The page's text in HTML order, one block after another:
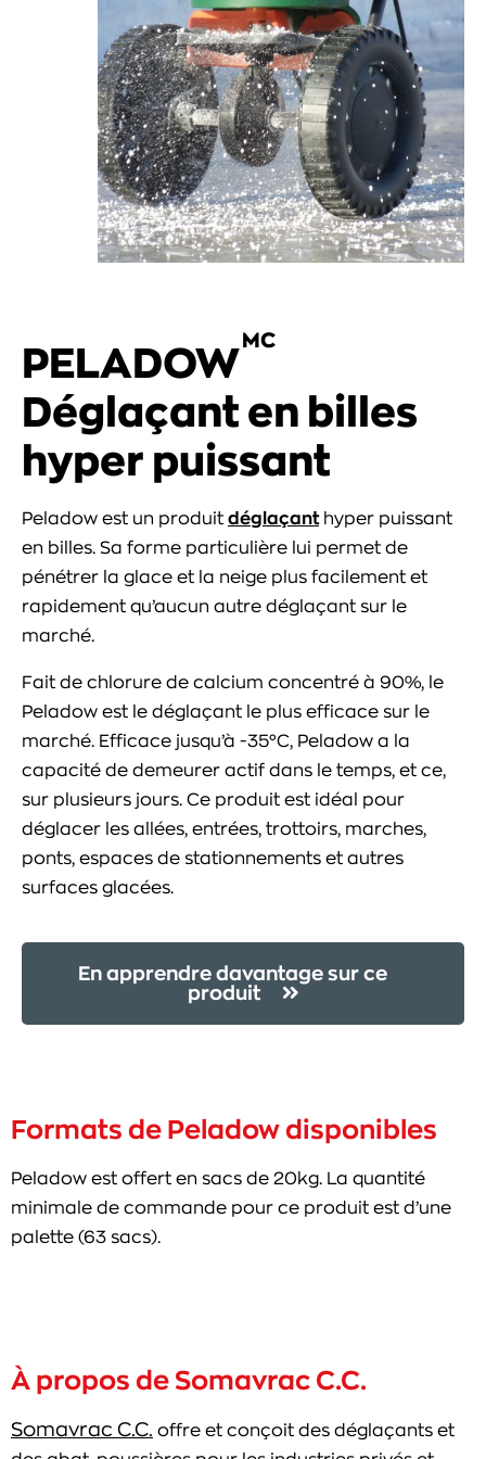
PELADOW
MC
Déglaçant en billes
hyper puissant
Peladow est un produit déglaçanthyper puissant
en billes. Sa forme particulière lui permet de
pénétrer la glace et la neige plus facilement et
rapidement qu’aucun autre déglaçant sur le
marché.
Fait de chlorure de calcium concentré à 90%, le
Peladow est le déglaçant le plus efficace sur le
marché. Efficace jusqu’à -35°C, Peladow a la
capacité de demeurer actif dans le temps, et ce,
sur plusieurs jours. Ce produit est idéal pour
déglacer les allées, entrées, trottoirs, marches,
ponts, espaces de stationnements et autres
surfaces glacées.
En apprendre davantage sur ce
produit
Formats de Peladow disponibles
Peladow est offert en sacs de 20kg. La quantité
minimale de commande pour ce produit est d’une
palette (63 sacs).
À propos de Somavrac C.C.
Somavrac C.C. offre et conçoit des déglaçants et